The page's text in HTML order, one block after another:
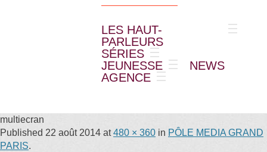
LES HAUT-
PARLEURS
SÉRIES
JEUNESSE
NEWS
AGENCE
multiecran
Published 22 août 2014 at480 × 360 in PÔLE MEDIA GRAND
PARIS.